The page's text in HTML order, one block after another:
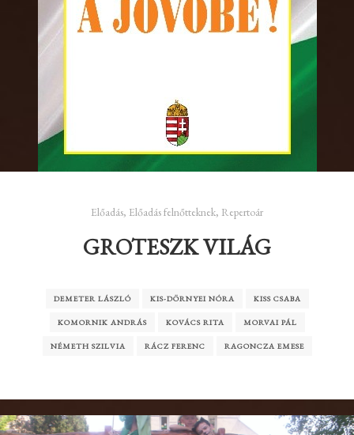
Előadás, Előadás felnőtteknek, Repertoár
GROTESZK VILÁG
DEMETER LÁSZLÓ KIS-DÖRNYEI NÓRA KISS CSABA
KOMORNIK ANDRÁS KOVÁCS RITA MORVAI PÁL
NÉMETH SZILVIA RÁCZ FERENC RAGONCZA EMESE